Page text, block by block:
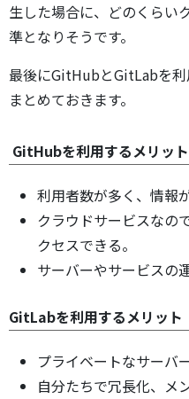
生した場合に、どのくらい
準となりそうです。
最後にGitHubとGitLabを
まとめておきます。
GitHubを利用するメリット
利用者数が多く、情報
クラウドサービスなの
クセスできる。
サーバーやサービスの
GitLabを利用するメリット
プライベートなサーバ
自分たちで冗長化、メ